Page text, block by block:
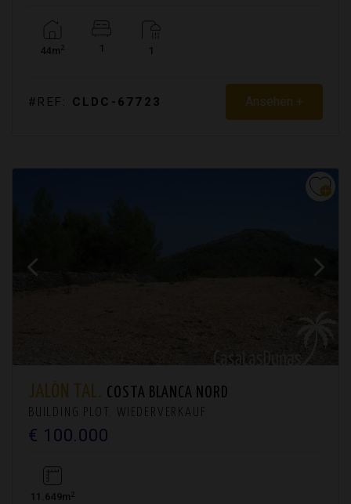
44m2 1 1
#REF: CLDC-67723 Ansehen +
JALÓN TAL. COSTA BLANCA NORD
BUILDING PLOT. WIEDERVERKAUF
€ 100.000
11.649m2